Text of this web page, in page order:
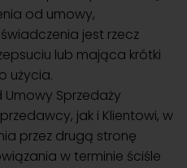
od umowy,
jest rzecz
lub mająca krótki
użycia.
Sprzedaży
jak i Klientowi, w
przez drugą stronę
w terminie ściśle